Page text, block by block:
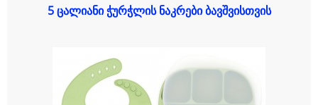
5 ცალიანი ჭურჭლის ნაკრები ბავშვისთვის